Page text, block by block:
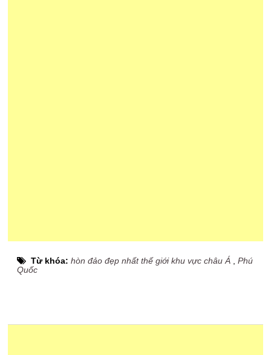
Từ khóa:hòn đảo đẹp nhất thế giới khu vực châu Á ,Phú
Quốc